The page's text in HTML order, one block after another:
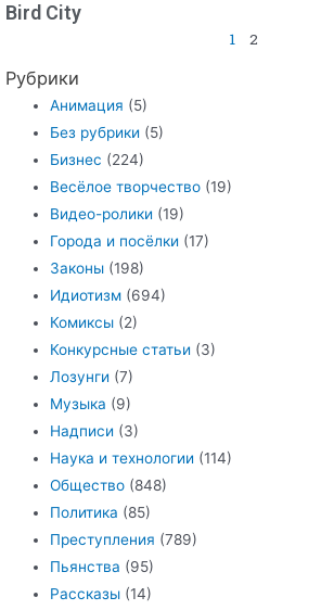
Bird City
1 2
Рубрики
Анимация (5)
Без рубрики (5)
Бизнес (224)
Весёлое творчество (19)
Видео-ролики (19)
Города и посёлки (17)
Законы (198)
Идиотизм (694)
Комиксы (2)
Конкурсные статьи (3)
Лозунги (7)
Музыка (9)
Надписи (3)
Наука и технологии (114)
Общество (848)
Политика (85)
Преступления (789)
Пьянства (95)
Рассказы (14)